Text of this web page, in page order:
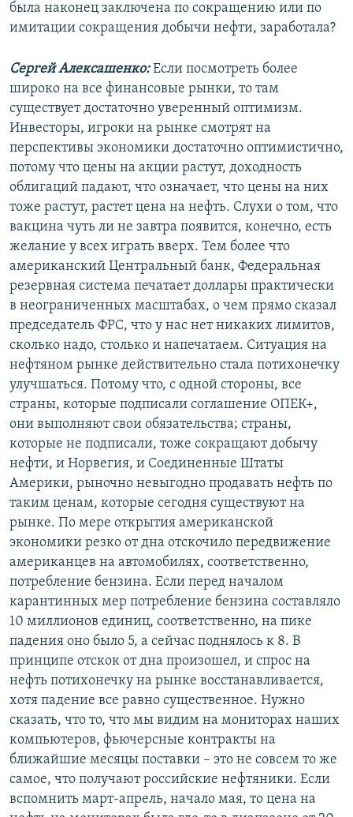
была наконец заключена по сокращению или по
имитации сокращения добычи нефти, заработала?
Сергей Алексашенко:Если посмотреть более
широко на все финансовые рынки, то там
существует достаточно уверенный оптимизм.
Инвесторы, игроки на рынке смотрят на
перспективы экономики достаточно оптимистично,
потому что цены на акции растут, доходность
облигаций падают, что означает, что цены на них
тоже растут, растет цена на нефть. Слухи о том, что
вакцина чуть ли не завтра появится, конечно, есть
желание у всех играть вверх. Тем более что
американский Центральный банк, Федеральная
резервная система печатает доллары практически
в неограниченных масштабах, о чем прямо сказал
председатель ФРС, что у нас нет никаких лимитов,
сколько надо, столько и напечатаем. Ситуация на
нефтяном рынке действительно стала потихонечку
улучшаться. Потому что, с одной стороны, все
страны, которые подписали соглашение ОПЕК+,
они выполняют свои обязательства; страны,
которые не подписали, тоже сокращают добычу
нефти, и Норвегия, и Соединенные Штаты
Америки, рыночно невыгодно продавать нефть по
таким ценам, которые сегодня существуют на
рынке. По мере открытия американской
экономики резко от дна отскочило передвижение
американцев на автомобилях, соответственно,
потребление бензина. Если перед началом
карантинных мер потребление бензина составляло
10 миллионов единиц, соответственно, на пике
падения оно было 5, а сейчас поднялось к 8. В
принципе отскок от дна произошел, и спрос на
нефть потихонечку на рынке восстанавливается,
хотя падение все равно существенное. Нужно
сказать, что то, что мы видим на мониторах наших
компьютеров, фьючерсные контракты на
ближайшие месяцы поставки – это не совсем то же
самое, что получают российские нефтяники. Если
вспомнить март-апрель, начало мая, то цена на